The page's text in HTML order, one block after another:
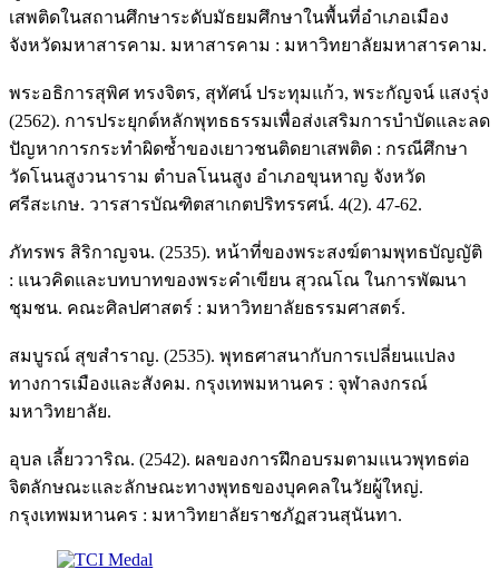
เสพติดในสถานศึกษาระดับมัธยมศึกษาในพื้นที่อำเภอเมือง
จังหวัดมหาสารคาม. มหาสารคาม : มหาวิทยาลัยมหาสารคาม.
พระอธิการสุพิศ ทรงจิตร, สุทัศน์ ประทุมแก้ว, พระกัญจน์ แสงรุ่ง
(2562). การประยุกต์หลักพุทธธรรมเพื่อส่งเสริมการบำบัดและลด
ปัญหาการกระทำผิดซ้ำของเยาวชนติดยาเสพติด : กรณีศึกษา
วัดโนนสูงวนาราม ตำบลโนนสูง อำเภอขุนหาญ จังหวัด
ศรีสะเกษ. วารสารบัณฑิตสาเกตปริทรรศน์. 4(2). 47-62.
ภัทรพร สิริกาญจน. (2535). หน้าที่ของพระสงฆ์ตามพุทธบัญญัติ
: แนวคิดและบทบาทของพระคำเขียน สุวณโณ ในการพัฒนา
ชุมชน. คณะศิลปศาสตร์ : มหาวิทยาลัยธรรมศาสตร์.
สมบูรณ์ สุขสำราญ. (2535). พุทธศาสนากับการเปลี่ยนแปลง
ทางการเมืองและสังคม. กรุงเทพมหานคร : จุฬาลงกรณ์
มหาวิทยาลัย.
อุบล เลี้ยววาริณ. (2542). ผลของการฝึกอบรมตามแนวพุทธต่อ
จิตลักษณะและลักษณะทางพุทธของบุคคลในวัยผู้ใหญ่.
กรุงเทพมหานคร : มหาวิทยาลัยราชภัฏสวนสุนันทา.